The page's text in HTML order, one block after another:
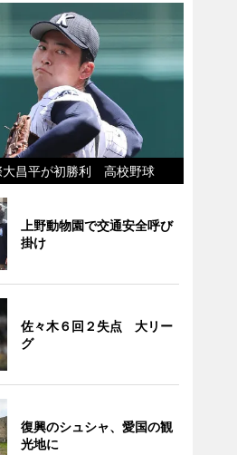
大昌平が初勝利 高校野球
上野動物園で交通安全呼び
掛け
佐々木６回２失点 大リー
グ
復興のシュシャ、愛国の観
光地に